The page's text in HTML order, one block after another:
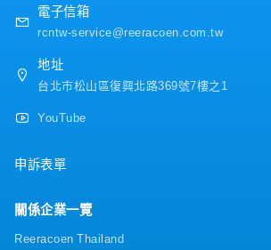
電子信箱
rcntw-service@reeracoen.com.tw
地址
台北市松山區復興北路369號7樓之1
YouTube
申訴表單
關係企業一覽
Reeracoen Thailand